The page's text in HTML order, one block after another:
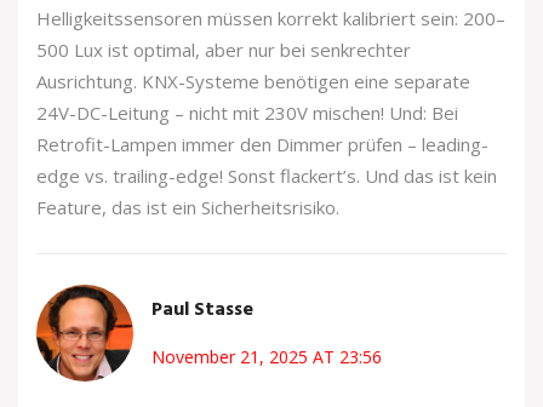
Helligkeitssensoren müssen korrekt kalibriert sein: 200–
500 Lux ist optimal, aber nur bei senkrechter
Ausrichtung. KNX-Systeme benötigen eine separate
24V-DC-Leitung – nicht mit 230V mischen! Und: Bei
Retrofit-Lampen immer den Dimmer prüfen – leading-
edge vs. trailing-edge! Sonst flackert’s. Und das ist kein
Feature, das ist ein Sicherheitsrisiko.
Paul Stasse
November 21, 2025 AT 23:56